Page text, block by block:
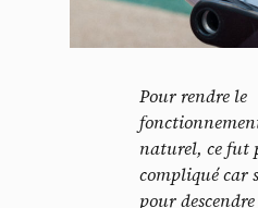
Pour rendre le
naturel, ce fut
compliqué car
pour